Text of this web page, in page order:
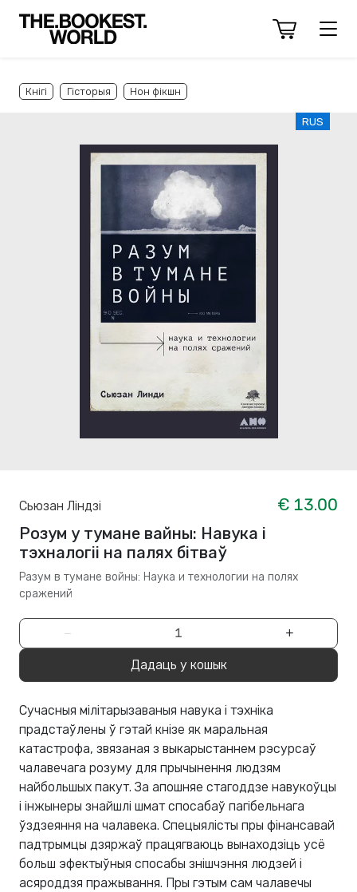
Кнігі Гісторыя Нон фікшн
RUS
Сьюзан Ліндзі
€ 13.00
Розум у тумане вайны: Навука і
тэхналогіі на палях бітваў
Разум в тумане войны: Наука и технологии на полях
сражений
− +
Дадаць у кошык
Сучасныя мілітарызаваныя навука і тэхніка
прадстаўлены ў гэтай кнізе як маральная
катастрофа, звязаная з выкарыстаннем рэсурсаў
чалавечага розуму для прычынення людзям
найбольшых пакут. За апошняе стагоддзе навукоўцы
і інжынеры знайшлі шмат спосабаў пагібельнага
ўздзеяння на чалавека. Спецыялісты пры фінансавай
падтрымцы дзяржаў працягваюць вынаходзіць усё
больш эфектыўныя спосабы знішчэння людзей і
асяроддзя пражывання. Пры гэтым сам чалавечы